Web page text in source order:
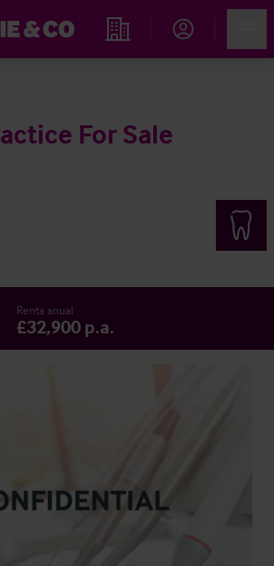
Propiedades
For Sale
Renta anual
£32,900 p.a.